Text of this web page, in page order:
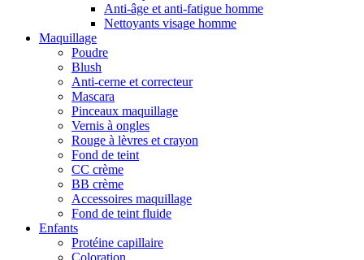
Anti-âge et anti-fatigue homme
Nettoyants visage homme
Maquillage
Poudre
Blush
Anti-cerne et correcteur
Mascara
Pinceaux maquillage
Vernis à ongles
Rouge à lèvres et crayon
Fond de teint
CC crème
BB crème
Accessoires maquillage
Fond de teint fluide
Enfants
Protéine capillaire